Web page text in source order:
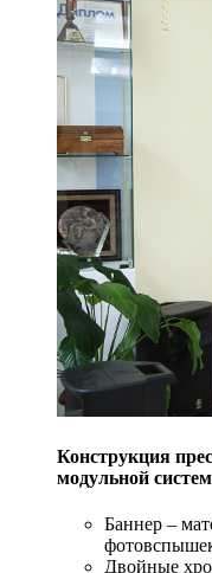
Конструкция
модульной
Баннер –
Двойные